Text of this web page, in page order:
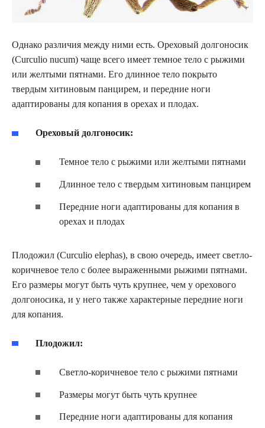
Однако различия между ними есть. Ореховый долгоносик
(Curculio nucum) чаще всего имеет темное тело с рыжими
или желтыми пятнами. Его длинное тело покрыто
твердым хитиновым панцирем, и передние ноги
адаптированы для копания в орехах и плодах.
Ореховый долгоносик:
Темное тело с рыжими или желтыми пятнами
Длинное тело с твердым хитиновым панцирем
Передние ноги адаптированы для копания в
орехах и плодах
Плодожил (Curculio elephas), в свою очередь, имеет светло-
коричневое тело с более выраженными рыжими пятнами.
Его размеры могут быть чуть крупнее, чем у орехового
долгоносика, и у него также характерные передние ноги
для копания.
Плодожил:
Светло-коричневое тело с рыжими пятнами
Размеры могут быть чуть крупнее
Передние ноги адаптированы для копания